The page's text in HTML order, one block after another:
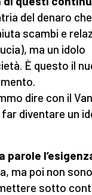
del denaro che
scambi e
ma un idolo
È questo il
dire con il
diventare un
ma poi non
sotto